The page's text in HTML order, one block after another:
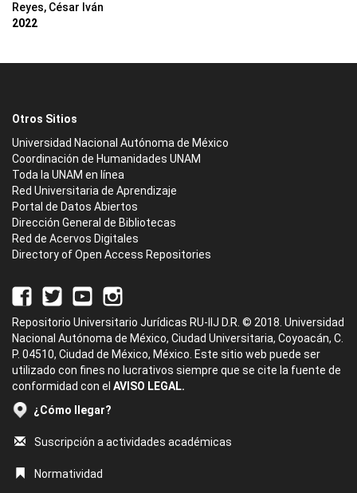
Reyes, César Iván
2022
Otros Sitios
Universidad Nacional Autónoma de México
Coordinación de Humanidades UNAM
Toda la UNAM en línea
Red Universitaria de Aprendizaje
Portal de Datos Abiertos
Dirección General de Bibliotecas
Red de Acervos Digitales
Directory of Open Access Repositories
Repositorio Universitario Jurídicas RU-IIJ D.R. © 2018. Universidad
Nacional Autónoma de México, Ciudad Universitaria, Coyoacán, C.
P. 04510, Ciudad de México, México. Este sitio web puede ser
utilizado con fines no lucrativos siempre que se cite la fuente de
conformidad con el AVISO LEGAL.
¿Cómo llegar?
Suscripción a actividades académicas
Normatividad